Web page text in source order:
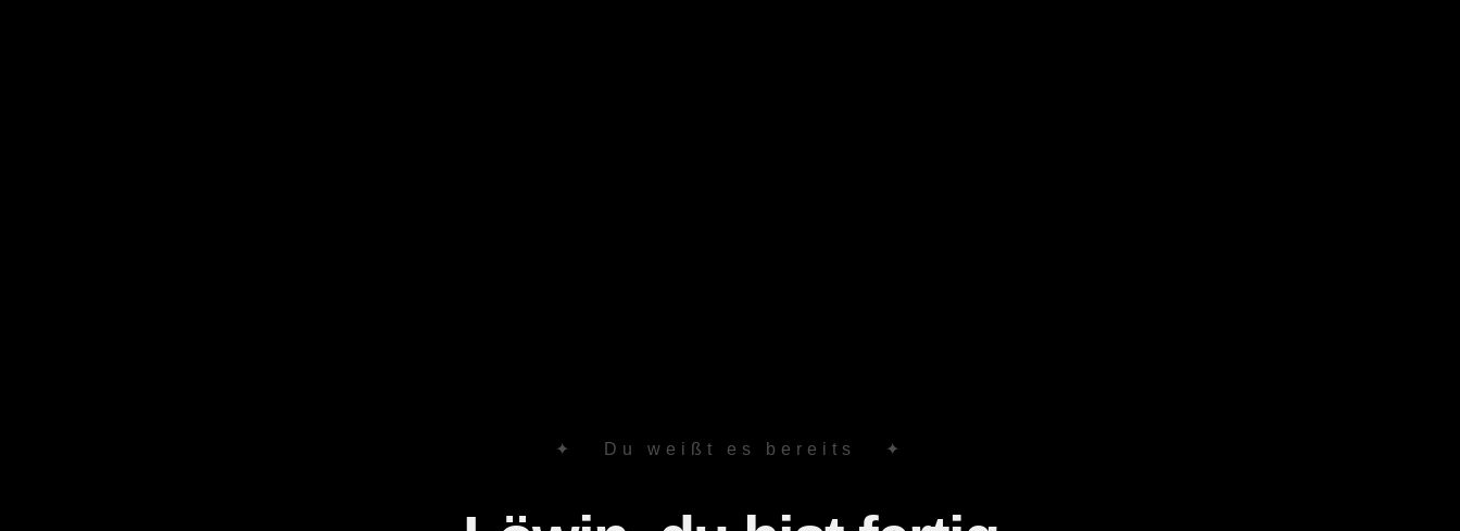
✦ Du weißt es bereits ✦